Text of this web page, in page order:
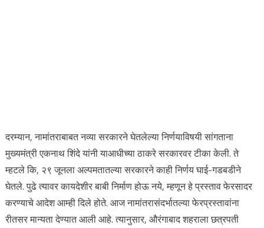
दरम्यान, नामांतराबाबत नव्या सरकारने घेतलेल्या निर्णयाविषयी सांगताना
मुख्यमंत्री एकनाथ शिंदे यांनी याआधीच्या ठाकरे सरकारवर टीका केली. ते
म्हटले कि, २९ जूनला अल्पमतातल्या सरकारने काही निर्णय घाई-गडबडीने
घेतले. पुढे त्यावर कायदेशीर बाबी निर्माण होऊ नये, म्हणून हे प्रस्ताव फेरसादर
करण्याचे आदेश आम्ही दिले होते. आज नामांतरासंदर्भातल्या फेरप्रस्तावांना
रीतसर मान्यता देण्यात आली आहे. त्यानुसार, औरंगाबाद शहराला छत्रपती